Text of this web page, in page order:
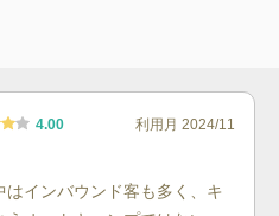
4.00 利用月 2024/11
インバウンド客も多く、キ